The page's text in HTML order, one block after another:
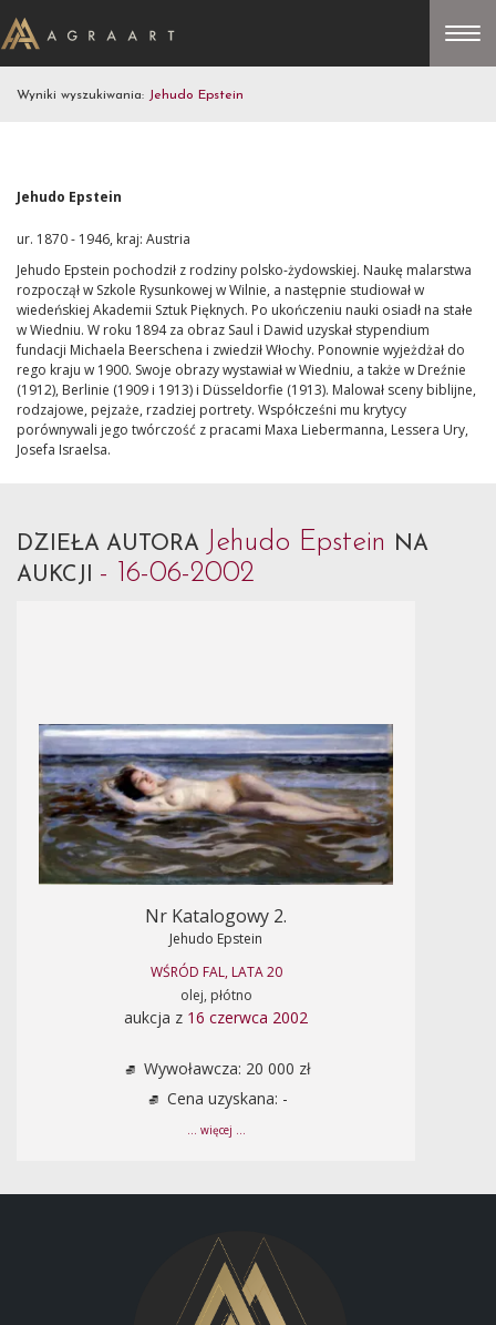
Wyniki wyszukiwania: Jehudo Epstein
Jehudo Epstein
ur. 1870 - 1946, kraj: Austria
Jehudo Epstein pochodził z rodziny polsko-żydowskiej. Naukę malarstwa
rozpoczął w Szkole Rysunkowej w Wilnie, a następnie studiował w
wiedeńskiej Akademii Sztuk Pięknych. Po ukończeniu nauki osiadł na stałe
w Wiedniu. W roku 1894 za obraz Saul i Dawid uzyskał stypendium
fundacji Michaela Beerschena i zwiedził Włochy. Ponownie wyjeżdżał do
rego kraju w 1900. Swoje obrazy wystawiał w Wiedniu, a także w Dreźnie
(1912), Berlinie (1909 i 1913) i Düsseldorfie (1913). Malował sceny biblijne,
rodzajowe, pejzaże, rzadziej portrety. Współcześni mu krytycy
porównywali jego twórczość z pracami Maxa Liebermanna, Lessera Ury,
Josefa Israelsa.
DZIEŁA AUTORA Jehudo Epstein NA
AUKCJI - 16-06-2002
Nr Katalogowy 2.
Jehudo Epstein
WŚRÓD FAL, LATA 20
olej, płótno
aukcja z 16 czerwca 2002
Wywoławcza: 20 000 zł
Cena uzyskana: -
... więcej ...